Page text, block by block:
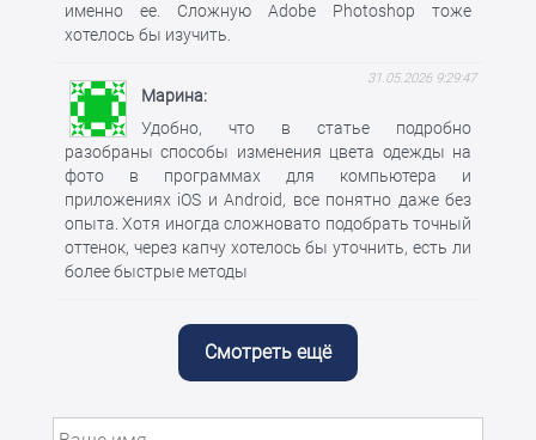
Марина
31.05.2026 9:29:47
Удобно, что в статье подробно
разобраны способы изменения цвета одежды на
фото в программах для компьютера и
приложениях iOS и Android, все понятно даже без
опыта. Хотя иногда сложновато подобрать точный
оттенок, через капчу хотелось бы уточнить, есть ли
более быстрые методы
именно ее. Сложную Adobe Photoshop тоже
хотелось бы изучить.
Смотреть ещё